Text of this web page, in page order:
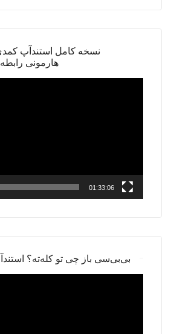
نسخه کامل استندآپ
هارمونی
01:33:06
بی‌بی‌سی باز چی تو کله‌ته؟